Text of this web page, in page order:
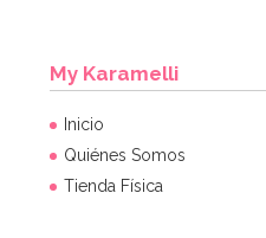
My Karamelli
Inicio
Quiénes Somos
Tienda Física